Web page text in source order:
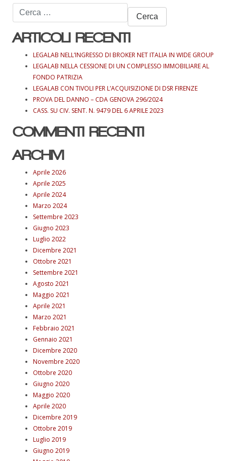
Ricerca
per:
ARTICOLI RECENTI
LEGALAB NELL’INGRESSO DI BROKER NET ITALIA IN WIDE GROUP
LEGALAB NELLA CESSIONE DI UN COMPLESSO IMMOBILIARE AL
FONDO PATRIZIA
LEGALAB CON TIVOLI PER L’ACQUISIZIONE DI DSR FIRENZE
PROVA DEL DANNO – CDA GENOVA 296/2024
CASS. SU CIV. SENT. N. 9479 DEL 6 APRILE 2023
COMMENTI RECENTI
ARCHIVI
Aprile 2026
Aprile 2025
Aprile 2024
Marzo 2024
Settembre 2023
Giugno 2023
Luglio 2022
Dicembre 2021
Ottobre 2021
Settembre 2021
Agosto 2021
Maggio 2021
Aprile 2021
Marzo 2021
Febbraio 2021
Gennaio 2021
Dicembre 2020
Novembre 2020
Ottobre 2020
Giugno 2020
Maggio 2020
Aprile 2020
Dicembre 2019
Ottobre 2019
Luglio 2019
Giugno 2019